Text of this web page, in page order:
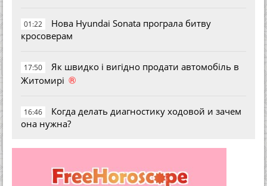
01:22
Нова Hyundai Sonata програла битву
кросоверам
17:50
Як швидко і вигідно продати автомобіль в
Житомирі ®
16:46
Когда делать диагностику ходовой и зачем
она нужна?